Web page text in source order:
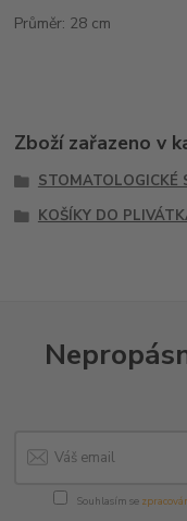
Průměr: 28 cm
Zboží zařazeno v
STOMATOLOGICKÉ
KOŠÍKY DO
Souhlasím se